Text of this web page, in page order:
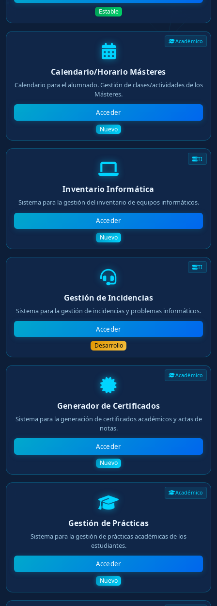
Estable
Académico
Calendario/Horario Másteres
Calendario para el alumnado. Gestión de clases/actividades de los
Másteres.
Acceder
Nuevo
TI
Inventario Informática
Sistema para la gestión del inventario de equipos informáticos.
Acceder
Nuevo
TI
Gestión de Incidencias
Sistema para la gestión de incidencias y problemas informáticos.
Acceder
Desarrollo
Académico
Generador de Certificados
Sistema para la generación de certificados académicos y actas de
notas.
Acceder
Nuevo
Académico
Gestión de Prácticas
Sistema para la gestión de prácticas académicas de los
estudiantes.
Acceder
Nuevo